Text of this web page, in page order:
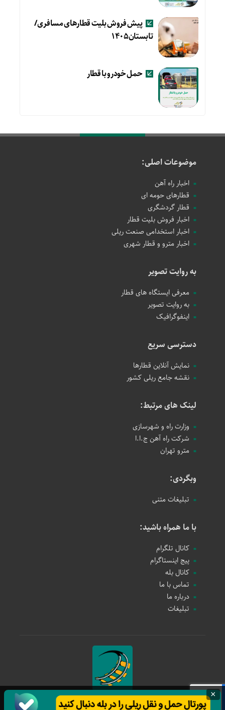
پیش فروش بلیت قطارهای مسافری/
تابستان۱۴۰۵
حمل خودرو با قطار
موضوعات اصلی:
اخبار راه آهن
قطارهای حومه ای
قطار گردشگری
اخبار فروش بلیت قطار
اخبار استخدامی صنعت ریلی
اخبار مترو و قطار شهری
به روایت تصویر
معرفی ایستگاه های قطار
به روایت تصویر
اینفوگرافیک
دسترسی سریع
نمایش آنلاین قطارها
نقشه جامع ریلی کشور
لینک های مرتبط:
وزارت راه و شهرسازی
شرکت راه آهن ج.ا.ا
مترو تهران
وبگردی:
تبلیغات متنی
با ما همراه باشید:
کانال تلگرام
پیج اینستاگرام
کانال بله
تماس با ما
درباره ما
تبلیغات
حمل و نقل ریلی
×